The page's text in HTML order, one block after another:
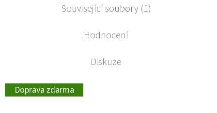
Související soubory (1)
Hodnocení
Diskuze
Doprava zdarma